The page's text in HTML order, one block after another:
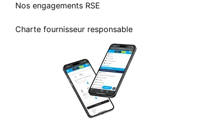
Nos engagements RSE
Charte fournisseur responsable